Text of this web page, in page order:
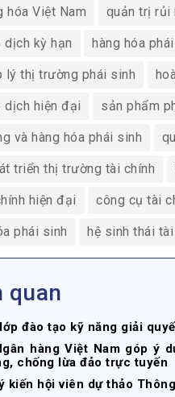
hóa Việt Nam quản trị rủi
kỳ hạn hàng hóa
lý thị trường phái sinh
hiện đại sản phẩm
và hàng hóa phái sinh
triển thị trường tài chính
hiện đại công cụ tài
phái sinh hệ sinh thái
quan
đào tạo kỹ năng giải
hàng Việt Nam góp ý
chống lừa đảo trực tuyến
kiến hội viên dự thảo